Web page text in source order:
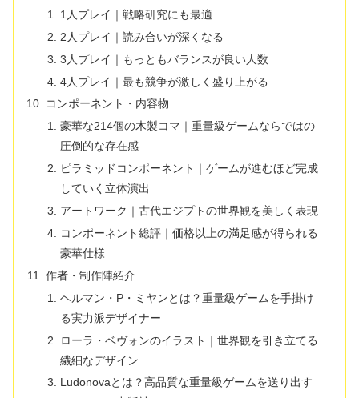
1人プレイ｜戦略研究にも最適
2人プレイ｜読み合いが深くなる
3人プレイ｜もっともバランスが良い人数
4人プレイ｜最も競争が激しく盛り上がる
コンポーネント・内容物
豪華な214個の木製コマ｜重量級ゲームならではの
圧倒的な存在感
ピラミッドコンポーネント｜ゲームが進むほど完成
していく立体演出
アートワーク｜古代エジプトの世界観を美しく表現
コンポーネント総評｜価格以上の満足感が得られる
豪華仕様
作者・制作陣紹介
ヘルマン・P・ミヤンとは？重量級ゲームを手掛け
る実力派デザイナー
ローラ・ベヴォンのイラスト｜世界観を引き立てる
繊細なデザイン
Ludonovaとは？高品質な重量級ゲームを送り出す